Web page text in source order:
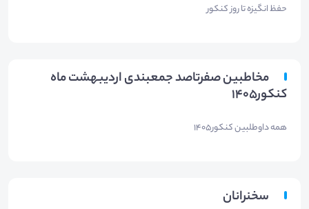
حفظ انگیزه تا روز کنکور
مخاطبین صفرتاصد جمعبندی اردیبهشت ماه
کنکور۱۴۰۵
همه داوطلبین کنکور۱۴۰۵
سخنرانان